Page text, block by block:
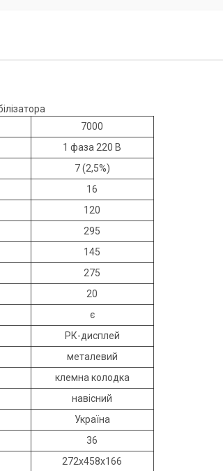
7000
1 фаза 220 В
7 (2,5%)
16
120
295
145
275
20
є
РК-дисплей
металевий
клемна колодка
навісний
Україна
36
272х458х166